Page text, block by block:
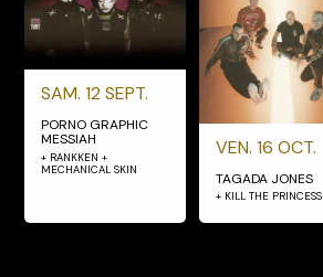
SAM. 12 SEPT.
PORNO GRAPHIC
MESSIAH
+ RANKKEN +
MECHANICAL SKIN
VEN. 16 OCT.
TAGADA JONES
+ KILL THE PRINCESS